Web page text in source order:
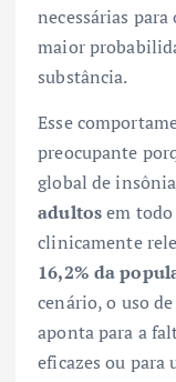
necessárias
maior
substância.
Esse
preocupante
global de
adultosem
clinicamente
16,2% da
cenário, o uso
aponta para a
eficazes ou para